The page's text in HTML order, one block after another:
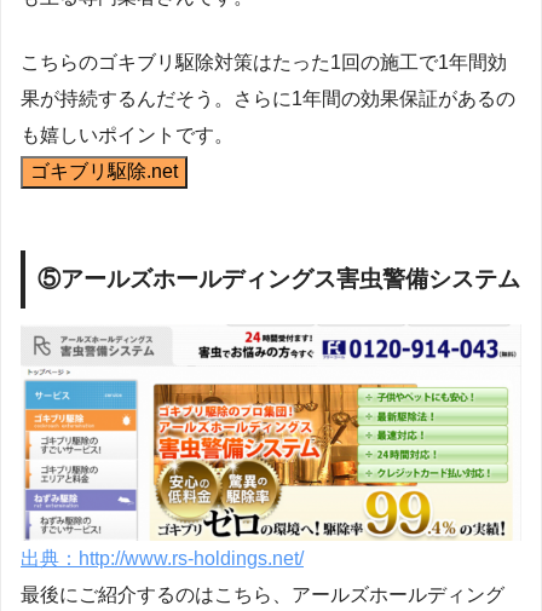
こちらのゴキブリ駆除対策はたった1回の施工で1年間効
果が持続するんだそう。さらに1年間の効果保証があるの
も嬉しいポイントです。
ゴキブリ駆除.net
⑤アールズホールディングス害虫警備システム
出典：http://www.rs-holdings.net/
最後にご紹介するのはこちら、アールズホールディング